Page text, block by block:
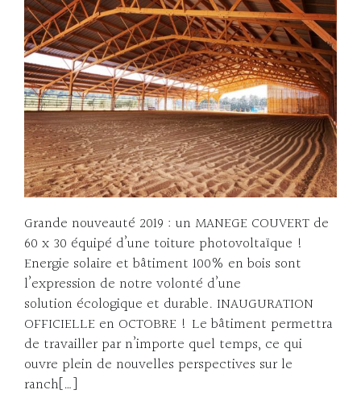
Grande nouveauté 2019 : un MANEGE COUVERT de
60 x 30 équipé d’une toiture photovoltaïque !
Energie solaire et bâtiment 100% en bois sont
l’expression de notre volonté d’une
solution écologique et durable. INAUGURATION
OFFICIELLE en OCTOBRE ! Le bâtiment permettra
de travailler par n’importe quel temps, ce qui
ouvre plein de nouvelles perspectives sur le
ranch[…]